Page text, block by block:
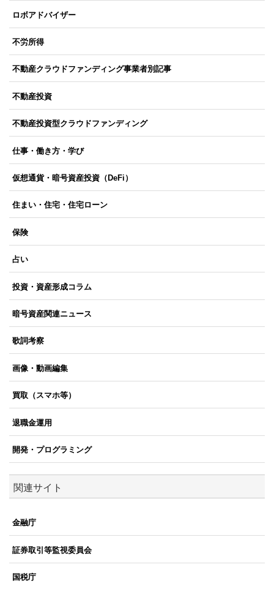
ロボアドバイザー
不労所得
不動産クラウドファンディング事業者別記事
不動産投資
不動産投資型クラウドファンディング
仕事・働き方・学び
仮想通貨・暗号資産投資（DeFi）
住まい・住宅・住宅ローン
保険
占い
投資・資産形成コラム
暗号資産関連ニュース
歌詞考察
画像・動画編集
買取（スマホ等）
退職金運用
開発・プログラミング
関連サイト
金融庁
証券取引等監視委員会
国税庁